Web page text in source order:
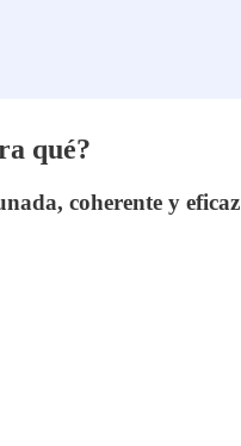
qué?
coherente y eficaz